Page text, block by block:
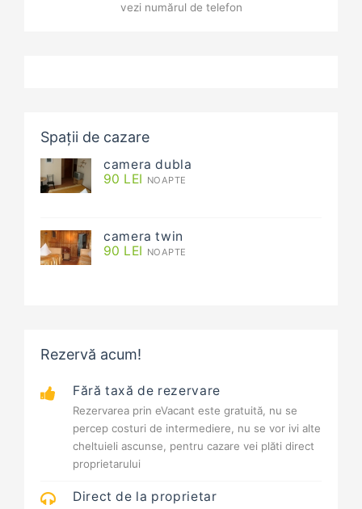
vezi numărul de telefon
Spații de cazare
camera dubla
90 LEI NOAPTE
camera twin
90 LEI NOAPTE
Rezervă acum!
Fără taxă de rezervare
Rezervarea prin eVacant este gratuită, nu se
percep costuri de intermediere, nu se vor ivi alte
cheltuieli ascunse, pentru cazare vei plăti direct
proprietarului
Direct de la proprietar